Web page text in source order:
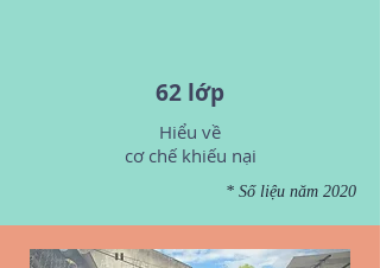
62 lớp
Hiểu về
cơ chế khiếu nại
* Số liệu năm 2020